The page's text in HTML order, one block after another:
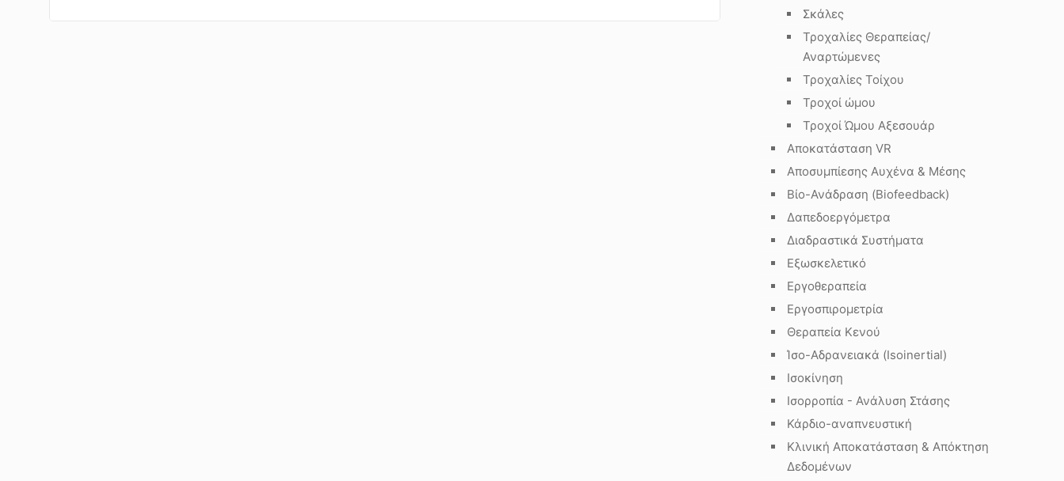
Σκάλες
Τροχαλίες Θεραπείας/
Αναρτώμενες
Τροχαλίες Τοίχου
Τροχοί ώμου
Τροχοί Ώμου Αξεσουάρ
Αποκατάσταση VR
Αποσυμπίεσης Αυχένα & Μέσης
Βίο-Ανάδραση (Biofeedback)
Δαπεδοεργόμετρα
Διαδραστικά Συστήματα
Εξωσκελετικό
Εργοθεραπεία
Εργοσπιρομετρία
Θεραπεία Κενού
Ίσο-Αδρανειακά (Isoinertial)
Ισοκίνηση
Ισορροπία - Ανάλυση Στάσης
Κάρδιο-αναπνευστική
Κλινική Αποκατάσταση & Απόκτηση
Δεδομένων